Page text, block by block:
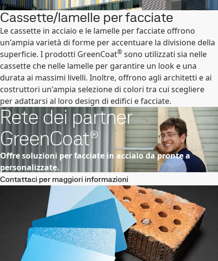
Cassette/lamelle per facciate
Le cassette in acciaio e le lamelle per facciate offrono
un'ampia varietà di forme per accentuare la divisione della
superficie. I prodotti GreenCoat® sono utilizzati sia nelle
cassette che nelle lamelle per garantire un look e una
durata ai massimi livelli. Inoltre, offrono agli architetti e ai
costruttori un'ampia selezione di colori tra cui scegliere
per adattarsi al loro design di edifici e facciate.
Rete dei partner
GreenCoat®
Offre soluzioni per facciate in acciaio da pronte a
personalizzate.
Contattaci per maggiori informazioni